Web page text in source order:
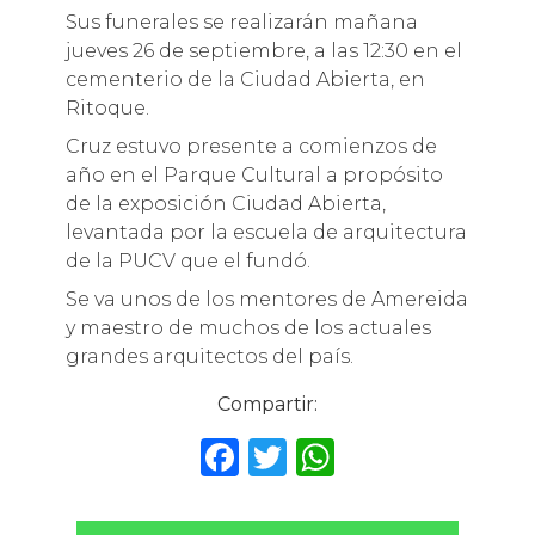
Sus funerales se realizarán mañana
jueves 26 de septiembre, a las 12:30 en el
cementerio de la Ciudad Abierta, en
Ritoque.
Cruz estuvo presente a comienzos de
año en el Parque Cultural a propósito
de la exposición Ciudad Abierta,
levantada por la escuela de arquitectura
de la PUCV que el fundó.
Se va unos de los mentores de Amereida
y maestro de muchos de los actuales
grandes arquitectos del país.
Compartir:
F T W